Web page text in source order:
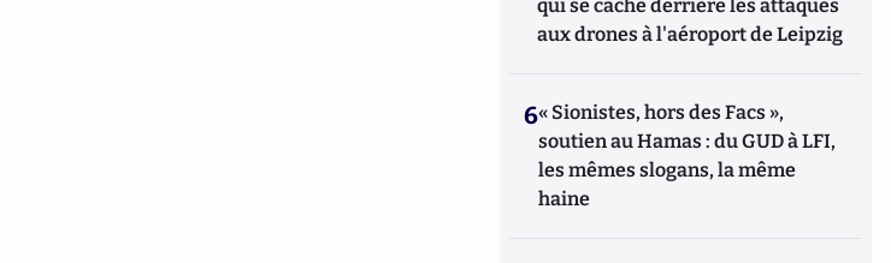
qui se cache derrière les attaques
aux drones à l'aéroport de Leipzig
6« Sionistes, hors des Facs »,
soutien au Hamas : du GUD à LFI,
les mêmes slogans, la même
haine